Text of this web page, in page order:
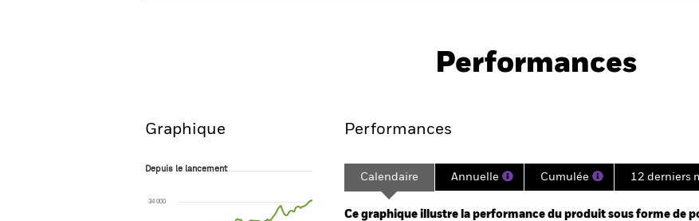
Performances
Graphique
Depuis le lancement
The chart has 1 X axis displaying Time. Range: 2006-04-01 00:00:00 to 2026-07-31 00:00:00.
The chart has 1 Y axis displaying values. Range: -240 to 480.
Depuis le lancement
34 000
Performances
Calendaire Annuelle Cumulée 12 derniers
Ce graphique illustre la performance du produit sous forme de